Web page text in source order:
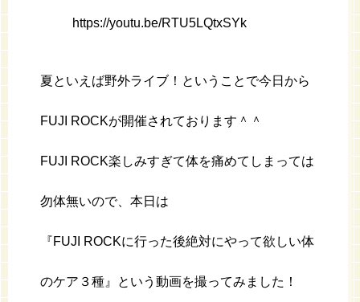
https://youtu.be/RTU5LQtxSYk
夏といえば野外ライブ！ということで今日から
FUJI ROCKが開催されております＾＾
FUJI ROCK楽しみすぎて体を痛めてしまっては
勿体無いので、本日は
『FUJI ROCKに行った後絶対にやって欲しい体
のケア３種』という動画を撮ってみました！